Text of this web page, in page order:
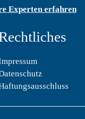
Experten erfahren